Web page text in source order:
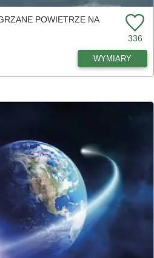
POWIETRZE NA
336
WYMIARY